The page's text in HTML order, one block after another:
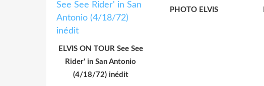
ELVIS ON TOUR See See
Rider' in San Antonio
(4/18/72) inédit
PHOTO ELVIS